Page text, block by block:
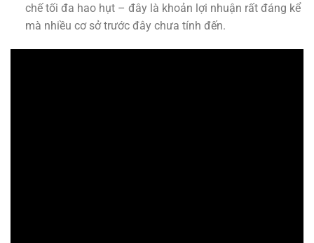
chế tối đa hao hụt – đây là khoản lợi nhuận rất đáng kể
mà nhiều cơ sở trước đây chưa tính đến.